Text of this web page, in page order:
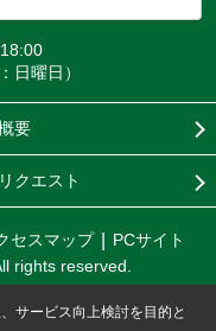
日曜日）
要
クエスト
セスマップ
PCサイト
rights reserved.
サービス向上検討を目的と